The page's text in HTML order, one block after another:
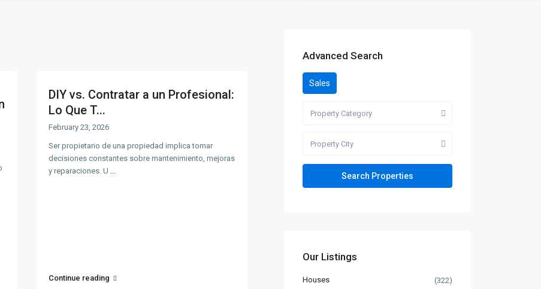
DIY vs. Contratar a un Profesional:
Lo Que T...
February 23, 2026
Ser propietario de una propiedad implica tomar
decisiones constantes sobre mantenimiento, mejoras
y reparaciones. U ...
Continue reading
Advanced Search
Sales
Property Category
Property City
Our Listings
Houses (322)